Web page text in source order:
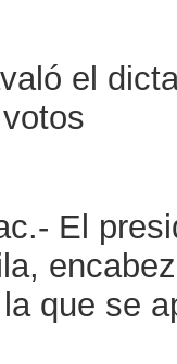
el
El
que se